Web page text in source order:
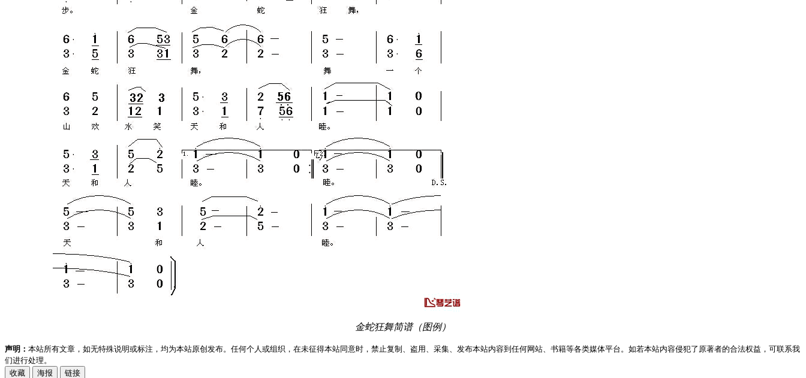
金蛇狂舞简谱（图例）
声明： 本站所有文章，如无特殊说明或标注，均为本站原创发布。任何个人或组织，在未征得本站同意时，禁止复制、盗用、采集、发布本站内容到任何网站、书籍等各类媒体平台。如若本站内容侵犯了原著者的合法权益，可联系我
们进行处理。
收藏
海报 链接